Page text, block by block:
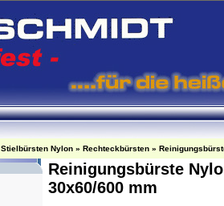
Stielbürsten Nylon » Rechteckbürsten »
Reinigungsbürste
30x60/600 mm